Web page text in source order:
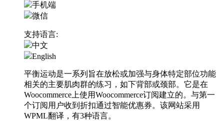
手机端
微信
支持语言:
中文
English
平衡运动是一系列旨在放松或加强与身体特定部位功能
相关的主要肌肉群的练习，如下背部或颈部。它是在
Woocommerce上使用Woocommerce订阅建立的。与第一
个订阅用户收到折扣通过智能优惠券。该网站采用
WPML翻译，有3种语言。